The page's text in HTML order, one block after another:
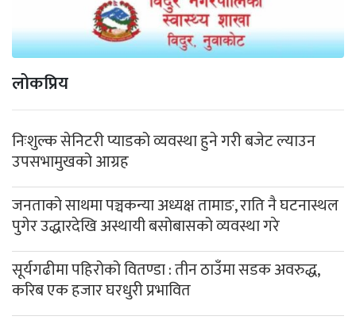
लोकप्रिय
निःशुल्क सेनिटरी प्याडको व्यवस्था हुने गरी बजेट ल्याउन
उपसभामुखको आग्रह
जनताको साथमा पञ्चकन्या अध्यक्ष तामाङ, राति नै घटनास्थल
पुगेर उद्धारदेखि अस्थायी बसोबासको व्यवस्था गरे
सूर्यगढीमा पहिरोको वितण्डा : तीन ठाउँमा सडक अवरुद्ध,
करिब एक हजार घरधुरी प्रभावित